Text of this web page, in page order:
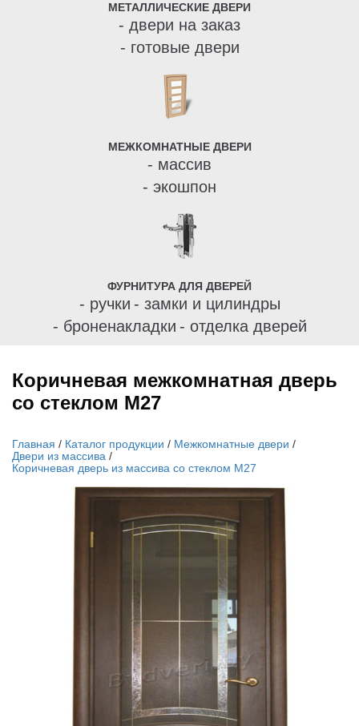
МЕТАЛЛИЧЕСКИЕ ДВЕРИ
- двери на заказ
- готовые двери
МЕЖКОМНАТНЫЕ ДВЕРИ
- массив
- экошпон
ФУРНИТУРА ДЛЯ ДВЕРЕЙ
- ручки - замки и цилиндры
- броненакладки - отделка дверей
Коричневая межкомнатная дверь
со стеклом М27
Главная / Каталог продукции / Межкомнатные двери /
Двери из массива /
Коричневая дверь из массива со стеклом М27